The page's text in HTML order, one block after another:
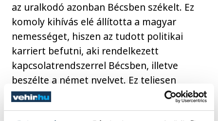
az uralkodó azonban Bécsben székelt. Ez
komoly kihívás elé állította a magyar
nemességet, hiszen az tudott politikai
karriert befutni, aki rendelkezett
kapcsolatrendszerrel Bécsben, illetve
beszélte a német nyelvet. Ez teljesen
átrendezte az erőviszonyokat, az ország
keleti részében élő nemesség elé nehezen